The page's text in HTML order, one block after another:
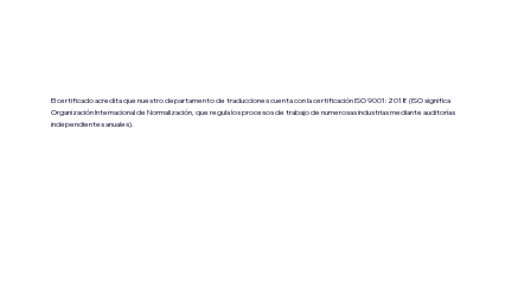
El certificado acredita que nuestro departamento de traducciones cuenta con la certificación ISO 9001:2018 (ISO significa
Organización Internacional de Normalización, que regula los procesos de trabajo de numerosas industrias mediante auditorías
independientes anuales).